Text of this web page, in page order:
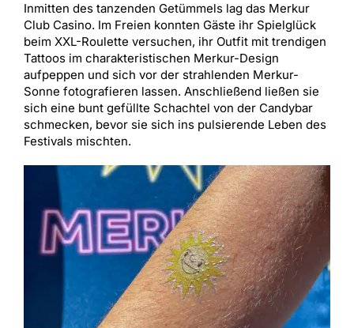
Inmitten des tanzenden Getümmels lag das Merkur
Club Casino. Im Freien konnten Gäste ihr Spielglück
beim XXL-Roulette versuchen, ihr Outfit mit trendigen
Tattoos im charakteristischen Merkur-Design
aufpeppen und sich vor der strahlenden Merkur-
Sonne fotografieren lassen. Anschließend ließen sie
sich eine bunt gefüllte Schachtel von der Candybar
schmecken, bevor sie sich ins pulsierende Leben des
Festivals mischten.